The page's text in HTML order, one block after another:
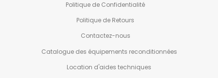
Politique de Confidentialité
Politique de Retours
Contactez-nous
Catalogue des équipements reconditionnées
Location d'aides techniques